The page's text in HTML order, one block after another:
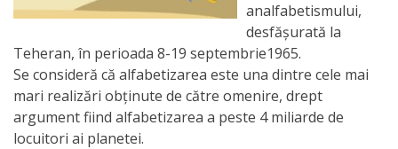
Planuri
de
activitate
Parteneriate
analfabetismului,
desfăşurată la
Teheran, în perioada 8-19 septembrie1965.
Se consideră că alfabetizarea este una dintre cele mai
mari realizări obţinute de către omenire, drept
argument fiind alfabetizarea a peste 4 miliarde de
locuitori ai planetei.